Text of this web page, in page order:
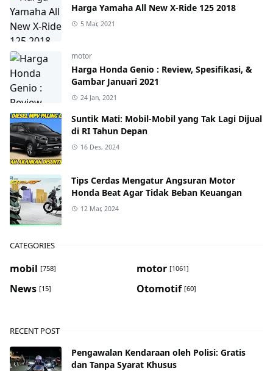
Harga Yamaha All New X-Ride 125 2018
5 Mar, 2021
motor
Harga Honda Genio : Review, Spesifikasi, &
Gambar Januari 2021
24 Jan, 2021
Suntik Mati: Mobil-Mobil yang Tak Lagi Dijual
di RI Tahun Depan
16 Des, 2024
Tips Cerdas Mengatur Angsuran Motor
Honda Beat Agar Tidak Beban Keuangan
12 Mar, 2024
CATEGORIES
mobil [758] motor [1061]
News [15] Otomotif [60]
RECENT POST
Pengawalan Kendaraan oleh Polisi: Gratis
dan Tanpa Syarat Khusus